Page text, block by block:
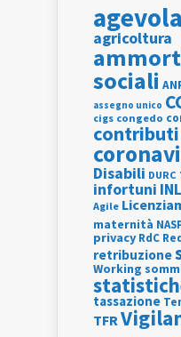
agricoltura
sociali
assegno unico
cigs congedo
contributi
Disabili DURC
infortuni INL
Agile
maternità
privacy RdC
retribuzione
Working
tassazione
TFR